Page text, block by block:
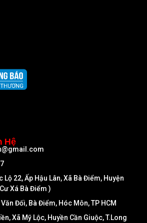
Hệ
Lộ 22, Ấp Hậu Lân, Xã Bà Điểm, Huyện
Xá Bà Điểm )
Đối, Bà Điểm, Hóc Môn, TP HCM
Xã Mỹ Lộc, Huyền Cần Giuộc, T.Long